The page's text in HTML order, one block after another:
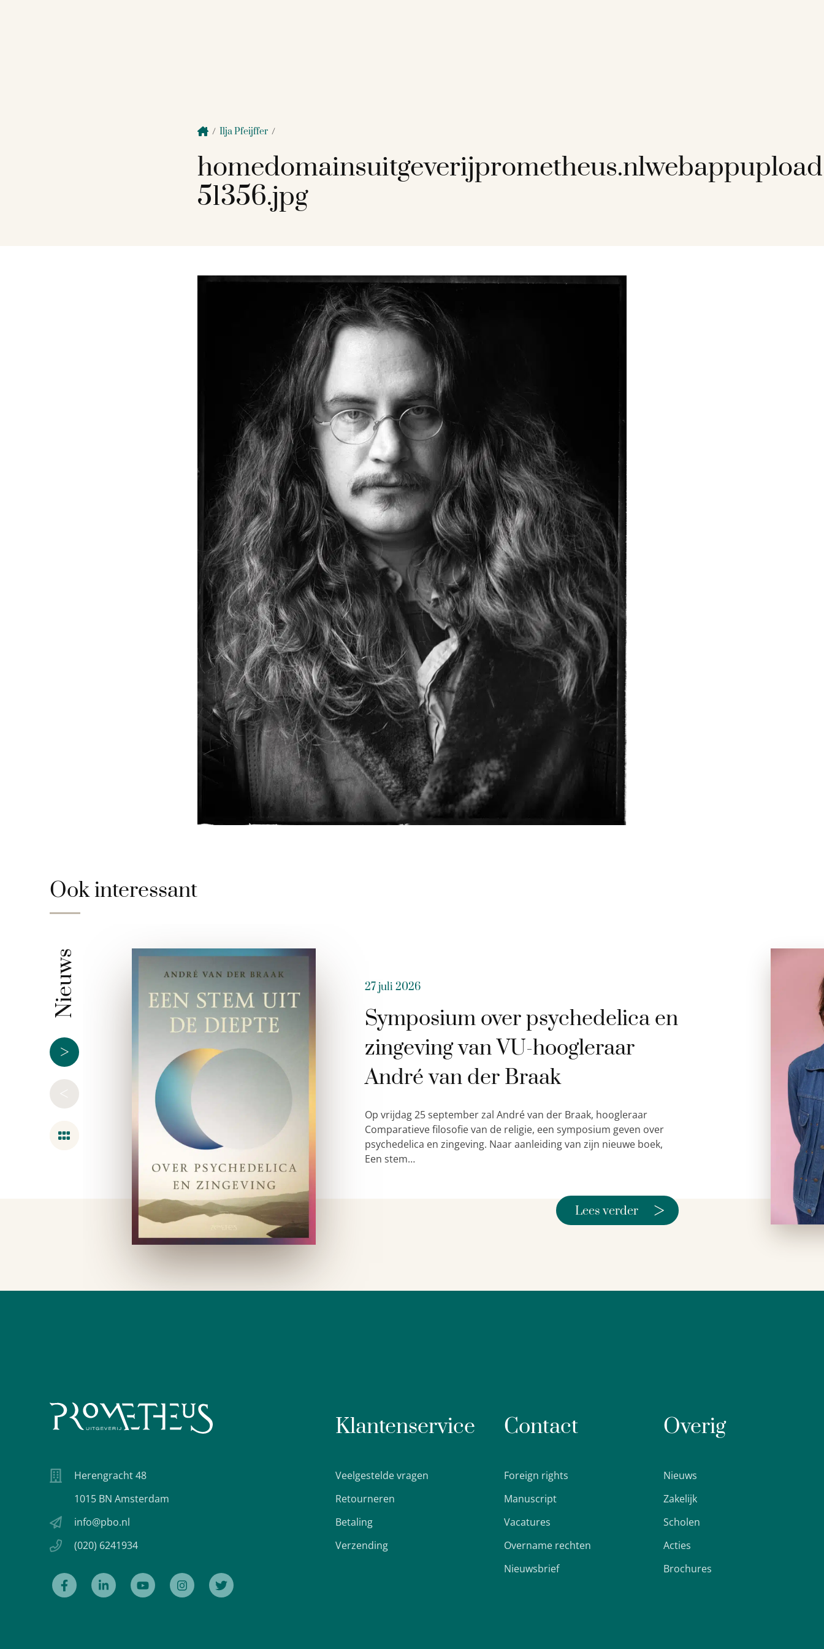
/ Ilja Pfeijffer /
51356.jpg
Ook interessant
Nieuws
>
<
27 juli 2026
Symposium over psychedelica en
zingeving van VU-hoogleraar
André van der Braak
Op vrijdag 25 september zal André van der Braak, hoogleraar
Comparatieve filosofie van de religie, een symposium geven over
psychedelica en zingeving. Naar aanleiding van zijn nieuwe boek,
Een stem…
Lees verder >
Herengracht 48
1015 BN Amsterdam
info@pbo.nl
(020) 6241934
Klantenservice
Veelgestelde vragen
Retourneren
Betaling
Verzending
Contact
Foreign rights
Manuscript
Vacatures
Overname rechten
Nieuwsbrief
Overig
Nieuws
Zakelijk
Scholen
Acties
Brochures